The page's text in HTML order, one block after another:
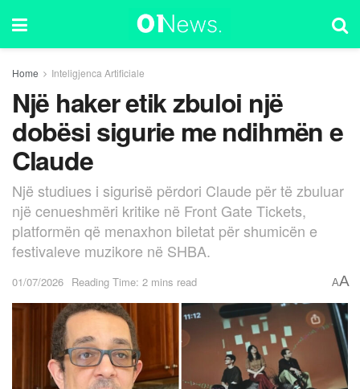
Home Inteligjenca Artificiale
Një haker etik zbuloi një
dobësi sigurie me ndihmën e
Claude
Një studiues i sigurisë përdori Claude për të zbuluar
një cenueshmëri kritike në Front Gate Tickets,
platformën që menaxhon biletat për shumicën e
festivaleve muzikore në SHBA.
01/07/2026 Reading Time: 2 mins read AA